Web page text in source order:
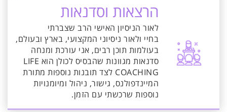
הרצאות וסדנאות
לאור הניסיון האישי הרב שצברתי
בחיי ולאור ניסיוני המקצועי, בארץ ובעולם,
בעולמות תוכן רבים, אני עורכת ומנחה
סדנאות מגוונות שהבסיס לכולן הוא LIFE
COACHING לצד תובנות נוספות מתורת
המיינדפולנס, גישור, ניהול ומיומנויות
נוספות שרכשתי עם הזמן.